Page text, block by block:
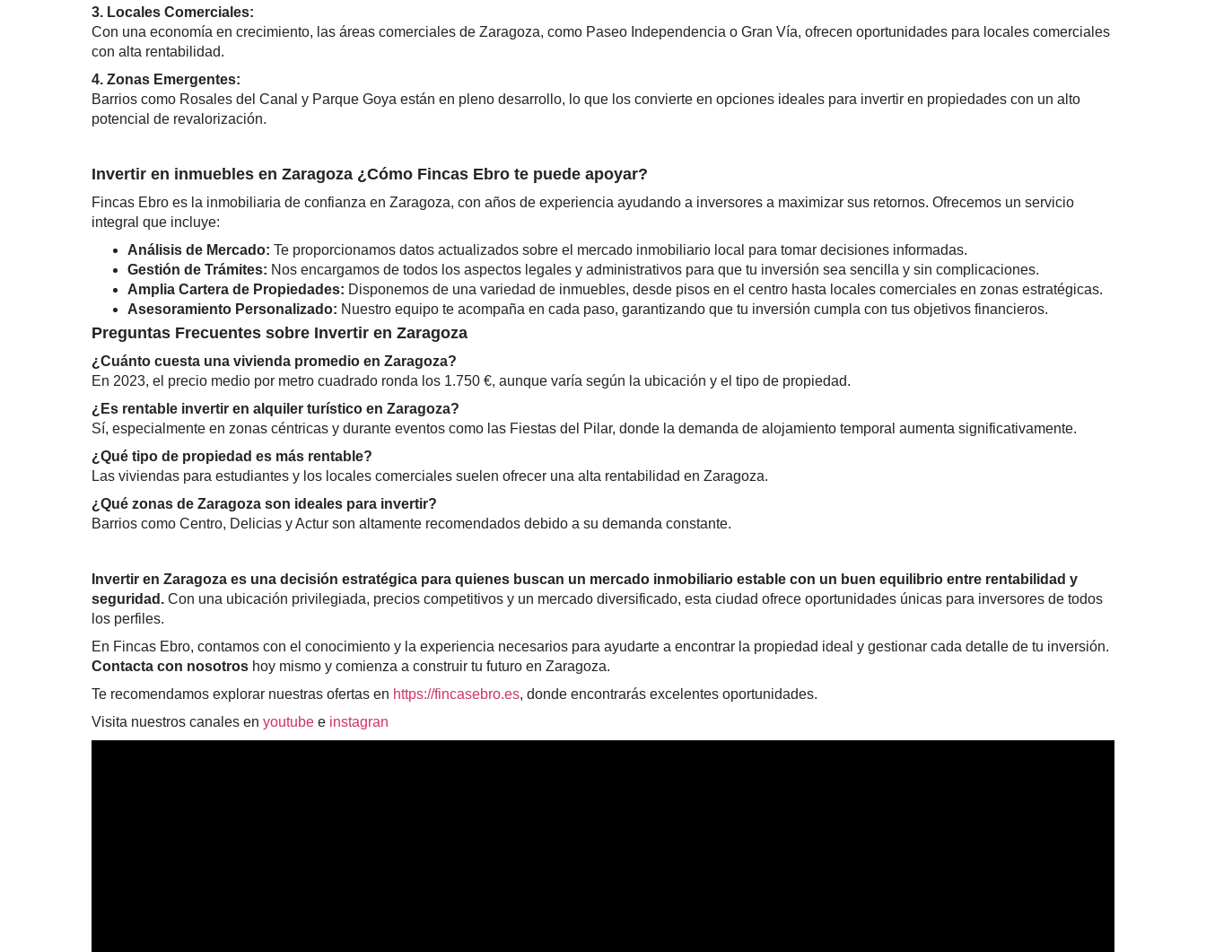
3. Locales Comerciales:
Con una economía en crecimiento, las áreas comerciales de Zaragoza, como Paseo Independencia o Gran Vía, ofrecen oportunidades para locales comerciales
con alta rentabilidad.
4. Zonas Emergentes:
Barrios como Rosales del Canal y Parque Goya están en pleno desarrollo, lo que los convierte en opciones ideales para invertir en propiedades con un alto
potencial de revalorización.
Invertir en inmuebles en Zaragoza ¿Cómo Fincas Ebro te puede apoyar?
Fincas Ebro es la inmobiliaria de confianza en Zaragoza, con años de experiencia ayudando a inversores a maximizar sus retornos. Ofrecemos un servicio
integral que incluye:
Análisis de Mercado: Te proporcionamos datos actualizados sobre el mercado inmobiliario local para tomar decisiones informadas.
Gestión de Trámites: Nos encargamos de todos los aspectos legales y administrativos para que tu inversión sea sencilla y sin complicaciones.
Amplia Cartera de Propiedades: Disponemos de una variedad de inmuebles, desde pisos en el centro hasta locales comerciales en zonas estratégicas.
Asesoramiento Personalizado: Nuestro equipo te acompaña en cada paso, garantizando que tu inversión cumpla con tus objetivos financieros.
Preguntas Frecuentes sobre Invertir en Zaragoza
¿Cuánto cuesta una vivienda promedio en Zaragoza?
En 2023, el precio medio por metro cuadrado ronda los 1.750 €, aunque varía según la ubicación y el tipo de propiedad.
¿Es rentable invertir en alquiler turístico en Zaragoza?
Sí, especialmente en zonas céntricas y durante eventos como las Fiestas del Pilar, donde la demanda de alojamiento temporal aumenta significativamente.
¿Qué tipo de propiedad es más rentable?
Las viviendas para estudiantes y los locales comerciales suelen ofrecer una alta rentabilidad en Zaragoza.
¿Qué zonas de Zaragoza son ideales para invertir?
Barrios como Centro, Delicias y Actur son altamente recomendados debido a su demanda constante.
Invertir en Zaragoza es una decisión estratégica para quienes buscan un mercado inmobiliario estable con un buen equilibrio entre rentabilidad y
seguridad. Con una ubicación privilegiada, precios competitivos y un mercado diversificado, esta ciudad ofrece oportunidades únicas para inversores de todos
los perfiles.
En Fincas Ebro, contamos con el conocimiento y la experiencia necesarios para ayudarte a encontrar la propiedad ideal y gestionar cada detalle de tu inversión.
Contacta con nosotros hoy mismo y comienza a construir tu futuro en Zaragoza.
Te recomendamos explorar nuestras ofertas en https://fincasebro.es, donde encontrarás excelentes oportunidades.
Visita nuestros canales en youtube e instagran